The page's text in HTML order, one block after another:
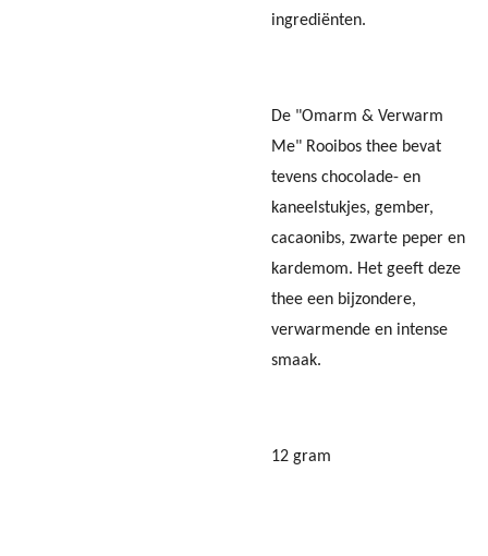
ingrediënten.
De "Omarm & Verwarm
Me" Rooibos thee bevat
tevens chocolade- en
kaneelstukjes, gember,
cacaonibs, zwarte peper en
kardemom. Het geeft deze
thee een bijzondere,
verwarmende en intense
smaak.
12 gram